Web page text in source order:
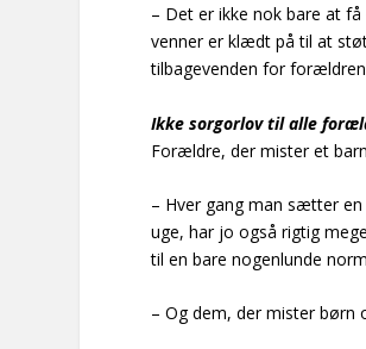
– Det er ikke nok bare at
venner er klædt på til at
tilbagevenden for
Ikke sorgorlov til alle
Forældre, der mister et
– Hver gang man sætter
uge, har jo også rigtig
til en bare nogenlunde
– Og dem, der mister børn